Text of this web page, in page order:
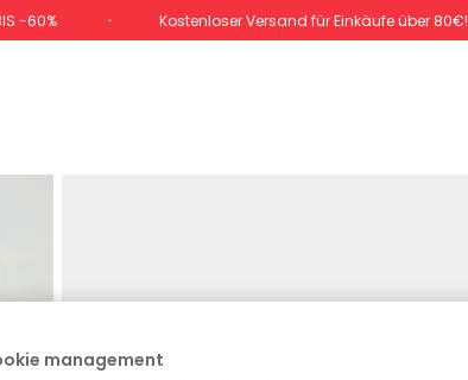
-60% Kostenloser Versand für Einkäufe über 80€!
management